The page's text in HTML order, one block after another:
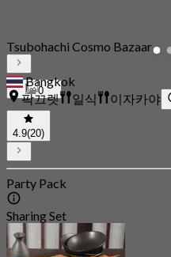
0
Tsubohachi Cosmo Bazaar
Bangkok
팍끄렛
일식 이자카야
4.9(20)
Party Pack
Sharing Set